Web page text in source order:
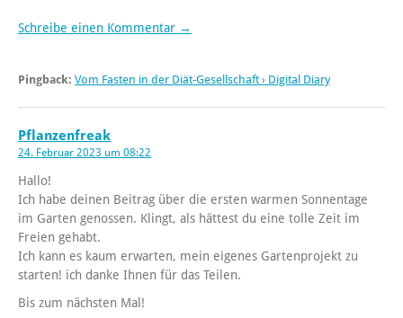
Schreibe einen Kommentar →
Pingback: Vom Fasten in der Diät-Gesellschaft › Digital Diary
Pflanzenfreak
24. Februar 2023 um 08:22
Hallo!
Ich habe deinen Beitrag über die ersten warmen Sonnentage
im Garten genossen. Klingt, als hättest du eine tolle Zeit im
Freien gehabt.
Ich kann es kaum erwarten, mein eigenes Gartenprojekt zu
starten! ich danke Ihnen für das Teilen.
Bis zum nächsten Mal!